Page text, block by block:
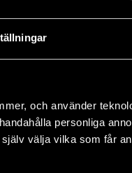
och använder
personliga
välja vilka som får